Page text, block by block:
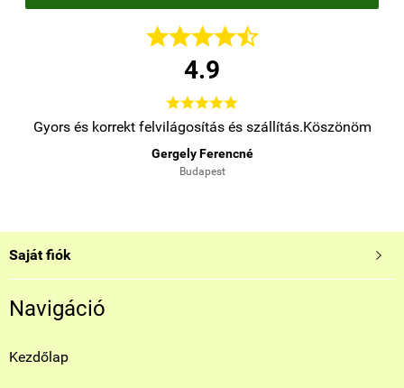

4.9

Gyors és korrekt felvilágosítás és szállítás.Köszönöm
Gergely Ferencné
Budapest
Saját fiók 
Navigáció
Kezdőlap